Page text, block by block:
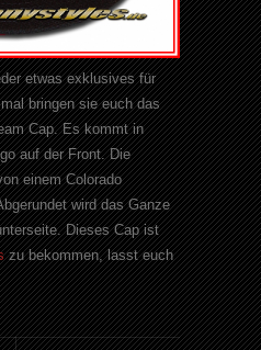
etwas exklusives für
bringen sie euch das
Cap. Es kommt in
auf der Front. Die
einem Colorado
wird das Ganze
Dieses Cap ist
zu bekommen, lasst euch